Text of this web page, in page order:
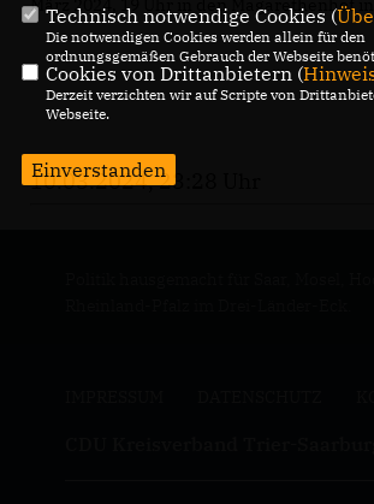
März 2024, 19 Uhr in den Magarethenhof in
10.03.2024, 23:28 Uhr
Technisch notwendige Cookies (
Die notwendigen Cookies werden allein für den
ordnungsgemäßen Gebrauch der Webseite
Cookies von Drittanbietern (
Derzeit verzichten wir auf Scripte von
Webseite.
Einverstanden